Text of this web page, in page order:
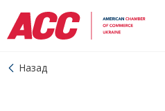
Назад